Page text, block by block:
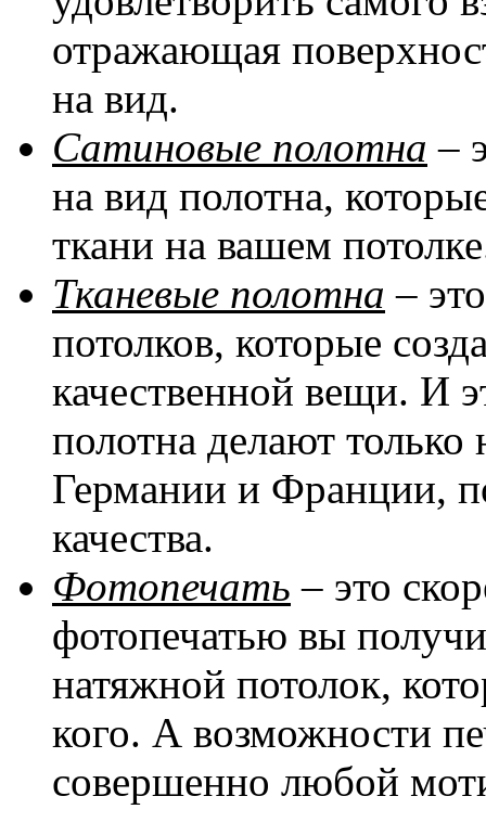
отражающая
на вид.
Сатиновые полотна –
на вид полотна,
ткани на вашем
Тканевые полотна –
потолков, которые
качественной вещи. И
полотна делают
Германии и Франции,
качества.
Фотопечать – это
фотопечатью вы
натяжной потолок,
кого. А возможности
совершенно любой